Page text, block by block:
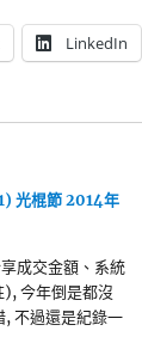
LinkedIn
光棍節 2014年
成交金額、系統
今年倒是都沒
, 不過還是紀錄一